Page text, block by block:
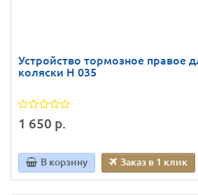
Устройство тормозное правое
коляски H 035
1 650 р.
В корзину Заказ в 1 клик